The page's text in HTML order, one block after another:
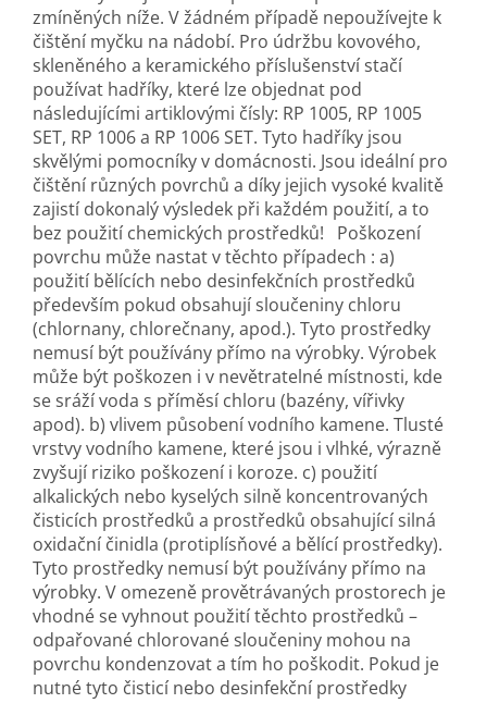
zmíněných níže. V žádném případě nepoužívejte k
čištění myčku na nádobí. Pro údržbu kovového,
skleněného a keramického příslušenství stačí
používat hadříky, které lze objednat pod
následujícími artiklovými čísly: RP 1005, RP 1005
SET, RP 1006 a RP 1006 SET. Tyto hadříky jsou
skvělými pomocníky v domácnosti. Jsou ideální pro
čištění různých povrchů a díky jejich vysoké kvalitě
zajistí dokonalý výsledek při každém použití, a to
bez použití chemických prostředků! Poškození
povrchu může nastat v těchto případech : a)
použití bělících nebo desinfekčních prostředků
především pokud obsahují sloučeniny chloru
(chlornany, chlorečnany, apod.). Tyto prostředky
nemusí být používány přímo na výrobky. Výrobek
může být poškozen i v nevětratelné místnosti, kde
se sráží voda s příměsí chloru (bazény, vířivky
apod). b) vlivem působení vodního kamene. Tlusté
vrstvy vodního kamene, které jsou i vlhké, výrazně
zvyšují riziko poškození i koroze. c) použití
alkalických nebo kyselých silně koncentrovaných
čisticích prostředků a prostředků obsahující silná
oxidační činidla (protiplísňové a bělící prostředky).
Tyto prostředky nemusí být používány přímo na
výrobky. V omezeně provětrávaných prostorech je
vhodné se vyhnout použití těchto prostředků –
odpařované chlorované sloučeniny mohou na
povrchu kondenzovat a tím ho poškodit. Pokud je
nutné tyto čisticí nebo desinfekční prostředky